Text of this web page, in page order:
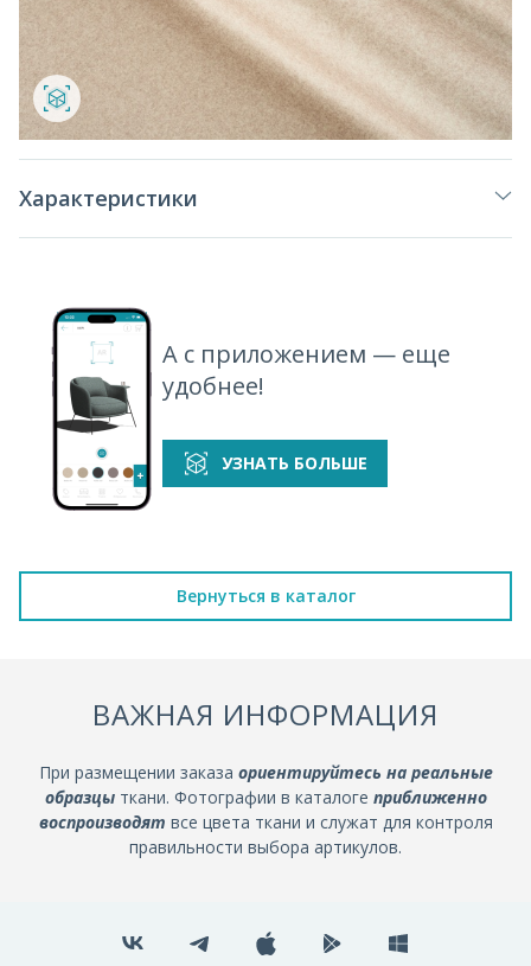
Характеристики
А с приложением — еще
удобнее!
УЗНАТЬ БОЛЬШЕ
Вернуться в каталог
ВАЖНАЯ ИНФОРМАЦИЯ
При размещении заказа ориентируйтесь на реальные
образцыткани. Фотографии в каталоге приближенно
воспроизводят все цвета ткани и служат для контроля
правильности выбора артикулов.